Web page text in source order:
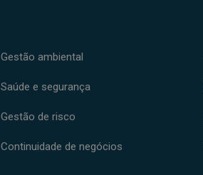
Gestão ambiental
Saúde e segurança
Gestão de risco
Continuidade de negócios